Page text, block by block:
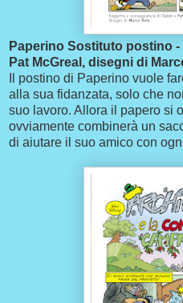
Paperino Sostituto postino
Pat McGreal, disegni di
Il postino di Paperino vuole
alla sua fidanzata, solo che
suo lavoro. Allora il papero si
ovviamente combinerà un
di aiutare il suo amico con